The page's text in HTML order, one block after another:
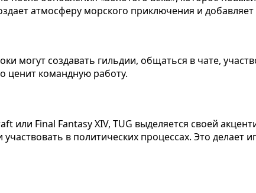
атмосферу морского приключения и
могут создавать гильдии, общаться в чате,
ценит командную работу.
или Final Fantasy XIV, TUG выделяется своей
в политических процессах. Это